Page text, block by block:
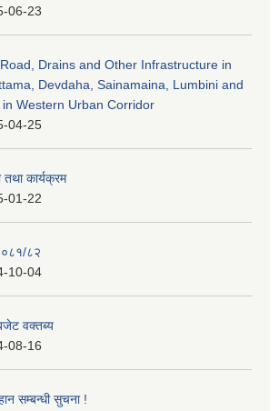
06-23
Drains and Other Infrastructure in
Devdaha, Sainamaina, Lumbini and
Western Urban Corridor
04-25
कार्यक्रम
01-22
८२
10-04
वक्तब्य
08-16
सम्बन्धी सुचना !